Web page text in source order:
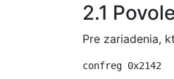
2.1
Pre zariadenia,
confreg 0x2142